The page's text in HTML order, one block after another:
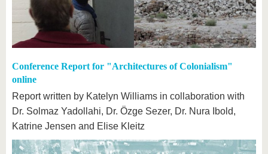
Conference Report for "Architectures of Colonialism"
online
Report written by Katelyn Williams in collaboration with
Dr. Solmaz Yadollahi, Dr. Özge Sezer, Dr. Nura Ibold,
Katrine Jensen and Elise Kleitz